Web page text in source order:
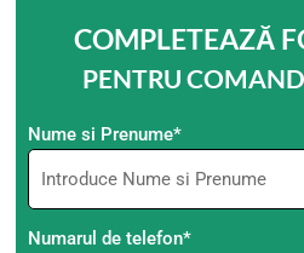
COMPLETEAZĂ
PENTRU
Nume si Prenume*
Numarul de telefon*